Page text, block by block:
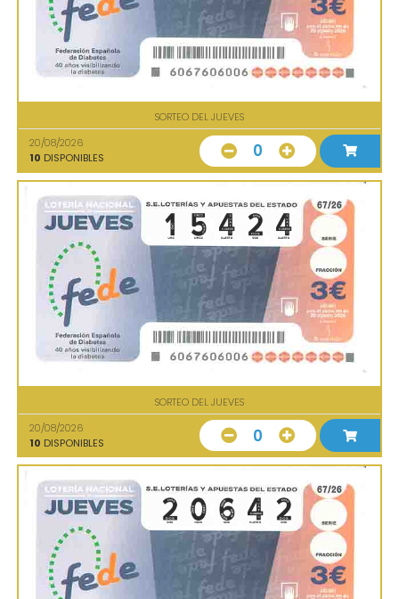
SORTEO DEL JUEVES
20/08/2026
10 DISPONIBLES 0
SORTEO DEL JUEVES
20/08/2026
10 DISPONIBLES 0